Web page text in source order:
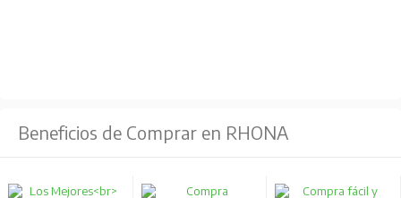
Beneficios de Comprar en RHONA